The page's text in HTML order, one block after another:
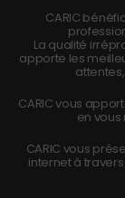
CARIC
La qualité
apporte les
CARIC vous
en
CARIC vous
internet à